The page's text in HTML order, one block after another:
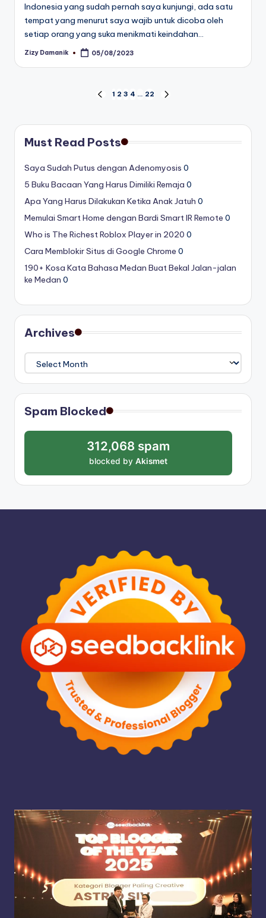
Indonesia yang sudah pernah saya kunjungi, ada satu
tempat yang menurut saya wajib untuk dicoba oleh
setiap orang yang suka menikmati keindahan…
Posted
Zizy Damanik 05/08/2023
pagination
PREVIOUS
1 2 3 4 … 22
Must Read Posts
Saya Sudah Putus dengan Adenomyosis 0
5 Buku Bacaan Yang Harus Dimiliki Remaja 0
Apa Yang Harus Dilakukan Ketika Anak Jatuh 0
Memulai Smart Home dengan Bardi Smart IR Remote 0
Who is The Richest Roblox Player in 2020 0
Cara Memblokir Situs di Google Chrome 0
190+ Kosa Kata Bahasa Medan Buat Bekal Jalan-jalan
ke Medan 0
Archives
Archives
Spam Blocked
312,068 spam
blocked by Akismet